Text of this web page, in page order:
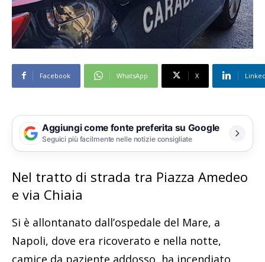
Facebook WhatsApp X
Aggiungi come fonte preferita su Google
Seguici più facilmente nelle notizie consigliate
Nel tratto di strada tra Piazza Amedeo
e via Chiaia
Si è allontanato dall’ospedale del Mare, a
Napoli, dove era ricoverato e nella notte,
camice da paziente addosso, ha incendiato